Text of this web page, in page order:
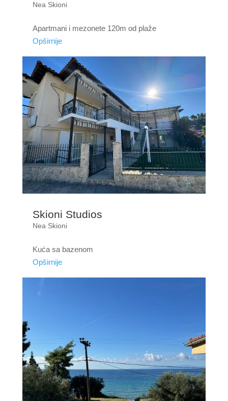
Nea Skioni
Apartmani i mezonete 120m od plaže
Opširnije
Skioni Studios
Nea Skioni
Kuća sa bazenom
Opširnije